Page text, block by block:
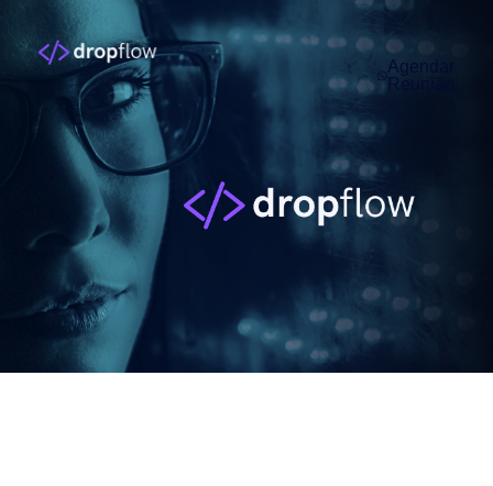
Agendar
Reunião